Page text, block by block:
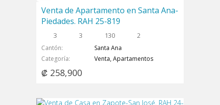
Venta de Apartamento en Santa Ana-
Piedades. RAH 25-819
3 3 130 2
Cantón
Santa Ana
Categoría
Venta, Apartamentos
₡ 258,900